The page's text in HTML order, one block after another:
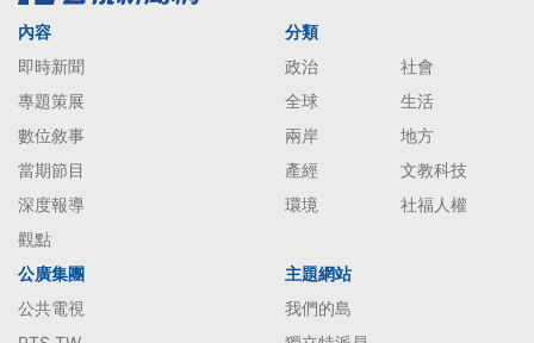
內容
即時新聞
專題策展
數位敘事
當期節目
深度報導
觀點
分類
政治
社會
全球
生活
兩岸
地方
產經
文教科技
環境
社福人權
公廣集團
公共電視
主題網站
我們的島